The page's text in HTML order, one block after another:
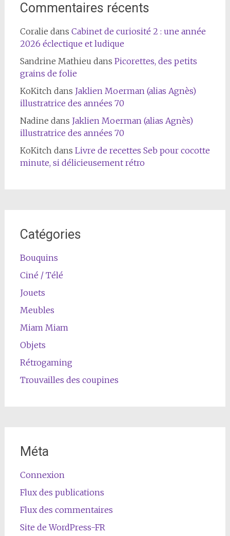
Commentaires récents
Coralie dans Cabinet de curiosité 2 : une année
2026 éclectique et ludique
Sandrine Mathieu dans Picorettes, des petits
grains de folie
KoKitchdans Jaklien Moerman (alias Agnès)
illustratrice des années 70
Nadine dans Jaklien Moerman (alias Agnès)
illustratrice des années 70
KoKitchdans Livre de recettes Seb pour cocotte
minute, si délicieusement rétro
Catégories
Bouquins
Ciné / Télé
Jouets
Meubles
Miam Miam
Objets
Rétrogaming
Trouvailles des coupines
Méta
Connexion
Flux des publications
Flux des commentaires
Site de WordPress-FR